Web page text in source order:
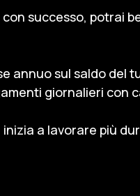
successo, potrai
annuo sul saldo del
giornalieri con
a lavorare più